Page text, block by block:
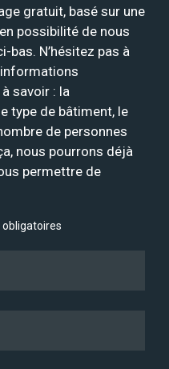
gratuit, basé sur une
possibilité de nous
N’hésitez pas à
savoir : la
type de bâtiment, le
de personnes
nous pourrons déjà
permettre de